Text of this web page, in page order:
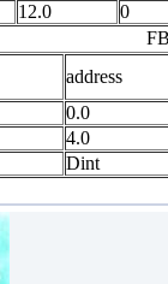
12.0 0
address
0.0
4.0
Dint